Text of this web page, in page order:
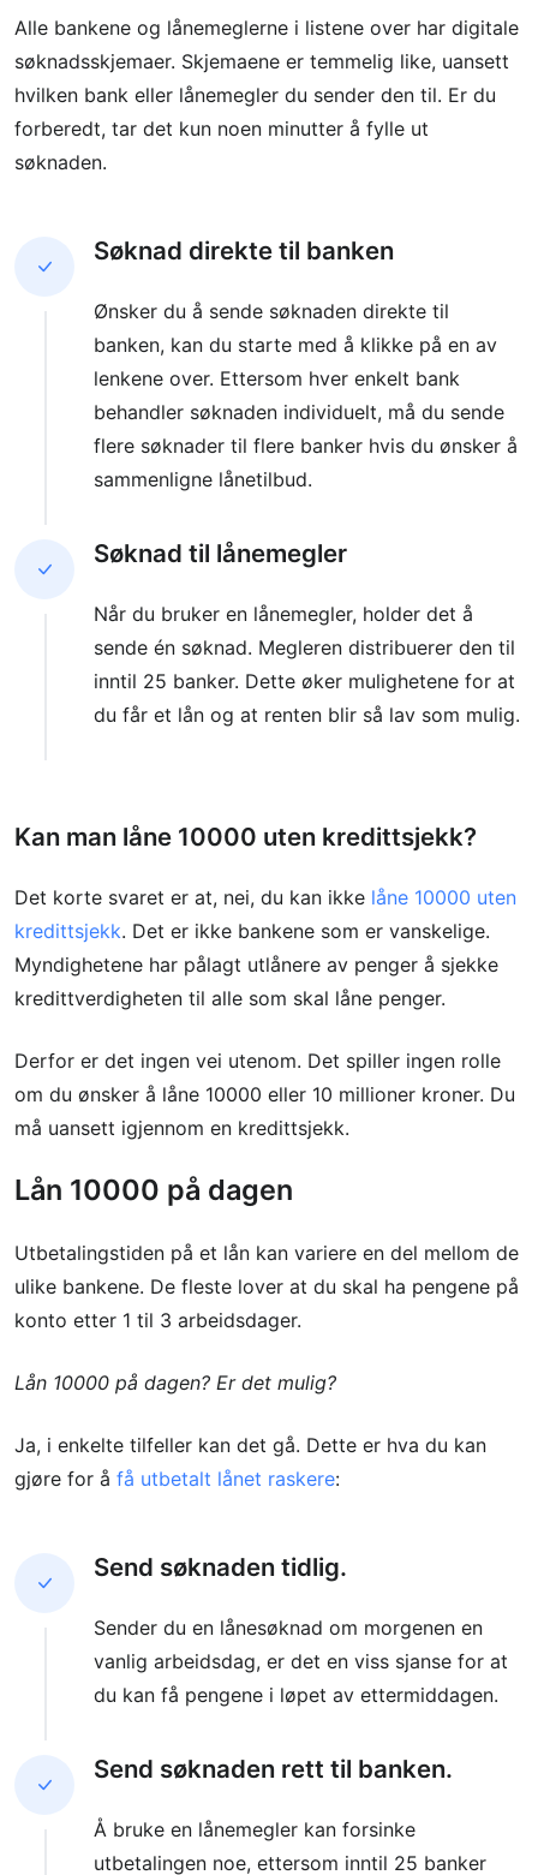
Alle bankene og lånemeglerne i listene over har digitale
søknadsskjemaer. Skjemaene er temmelig like, uansett
hvilken bank eller lånemegler du sender den til. Er du
forberedt, tar det kun noen minutter å fylle ut
søknaden.
Søknad direkte til banken
Ønsker du å sende søknaden direkte til
banken, kan du starte med å klikke på en av
lenkene over. Ettersom hver enkelt bank
behandler søknaden individuelt, må du sende
flere søknader til flere banker hvis du ønsker å
sammenligne lånetilbud.
Søknad til lånemegler
Når du bruker en lånemegler, holder det å
sende én søknad. Megleren distribuerer den til
inntil 25 banker. Dette øker mulighetene for at
du får et lån og at renten blir så lav som mulig.
Kan man låne 10000 uten kredittsjekk?
Det korte svaret er at, nei, du kan ikke låne 10000 uten
kredittsjekk. Det er ikke bankene som er vanskelige.
Myndighetene har pålagt utlånere av penger å sjekke
kredittverdigheten til alle som skal låne penger.
Derfor er det ingen vei utenom. Det spiller ingen rolle
om du ønsker å låne 10000 eller 10 millioner kroner. Du
må uansett igjennom en kredittsjekk.
Lån 10000 på dagen
Utbetalingstiden på et lån kan variere en del mellom de
ulike bankene. De fleste lover at du skal ha pengene på
konto etter 1 til 3 arbeidsdager.
Lån 10000 på dagen? Er det mulig?
Ja, i enkelte tilfeller kan det gå. Dette er hva du kan
gjøre for å få utbetalt lånet raskere:
Send søknaden tidlig.
Sender du en lånesøknad om morgenen en
vanlig arbeidsdag, er det en viss sjanse for at
du kan få pengene i løpet av ettermiddagen.
Send søknaden rett til banken.
Å bruke en lånemegler kan forsinke
utbetalingen noe, ettersom inntil 25 banker